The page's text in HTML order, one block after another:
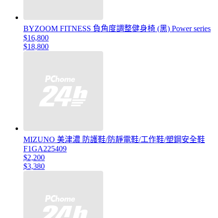
BYZOOM FITNESS 負角度調整健身椅 (黑) Power series
$16,800
$18,800
MIZUNO 美津濃 防護鞋/防靜電鞋/工作鞋/塑鋼安全鞋
F1GA225409
$2,200
$3,380